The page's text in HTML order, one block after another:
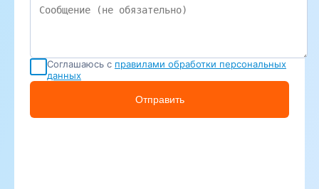
Соглашаюсь с правилами обработки персональных
данных
Отправить